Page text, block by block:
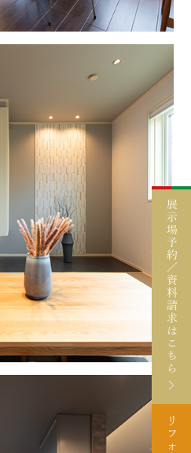
展
示
場
予
約
／
資
料
請
求
は
こ
ち
ら
リ
フ
ォ